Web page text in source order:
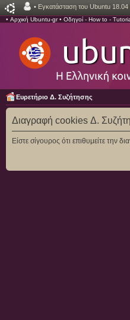
• Εγκατάσταση του Ubuntu 18.04
• Αρχική Ubuntu-gr• Οδηγοί - How to -
Ευρετήριο Δ. Συζήτησης
Διαγραφή cookies Δ.
Είστε σίγουρος ότι επιθυμείτε την